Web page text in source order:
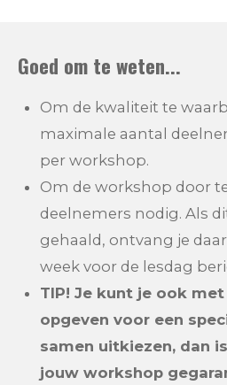
Goed om te weten...
Om de kwaliteit te
maximale aantal
per workshop.
Om de workshop door
deelnemers nodig. Als
gehaald, ontvang je
week voor de lesdag
TIP! Je kunt je ook
opgeven voor een
samen uitkiezen, dan
jouw workshop